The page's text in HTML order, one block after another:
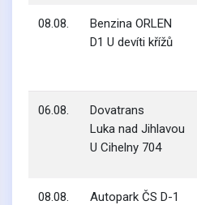
08.08.
Benzina ORLEN
D1 U devíti křížů
06.08.
Dovatrans
Luka nad Jihlavou
U Cihelny 704
08.08.
Autopark ČS D-1